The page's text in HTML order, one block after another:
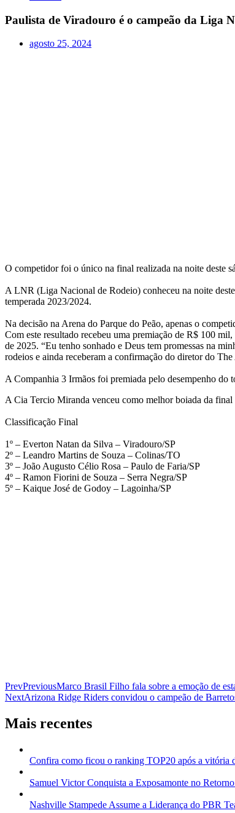
Paulista de Viradouro é o campeão da Liga
agosto 25, 2024
O competidor foi o único na final realizada na noite deste
A LNR (Liga Nacional de Rodeio) conheceu na noite
temperada 2023/2024.
Na decisão na Arena do Parque do Peão, apenas o
Com este resultado recebeu uma premiação de R$ 100
de 2025. “Eu tenho sonhado e Deus tem promessas na
rodeios e ainda receberam a confirmação do diretor do
A Companhia 3 Irmãos foi premiada pelo desempenho
A Cia Tercio Miranda venceu como melhor boiada da
Classificação Final
1º – Everton Natan da Silva – Viradouro/SP
2º – Leandro Martins de Souza – Colinas/TO
3º – João Augusto Célio Rosa – Paulo de Faria/SP
4º – Ramon Fiorini de Souza – Serra Negra/SP
5º – Kaique José de Godoy – Lagoinha/SP
PrevPreviousMarco Brasil Filho fala sobre a emoção de
NextArizona Ridge Riders convidou o campeão de
Mais recentes
Confira como ficou o ranking TOP20 após a vitória
Samuel Victor Conquista a Exposamonte no
Nashville Stampede Assume a Liderança do PBR